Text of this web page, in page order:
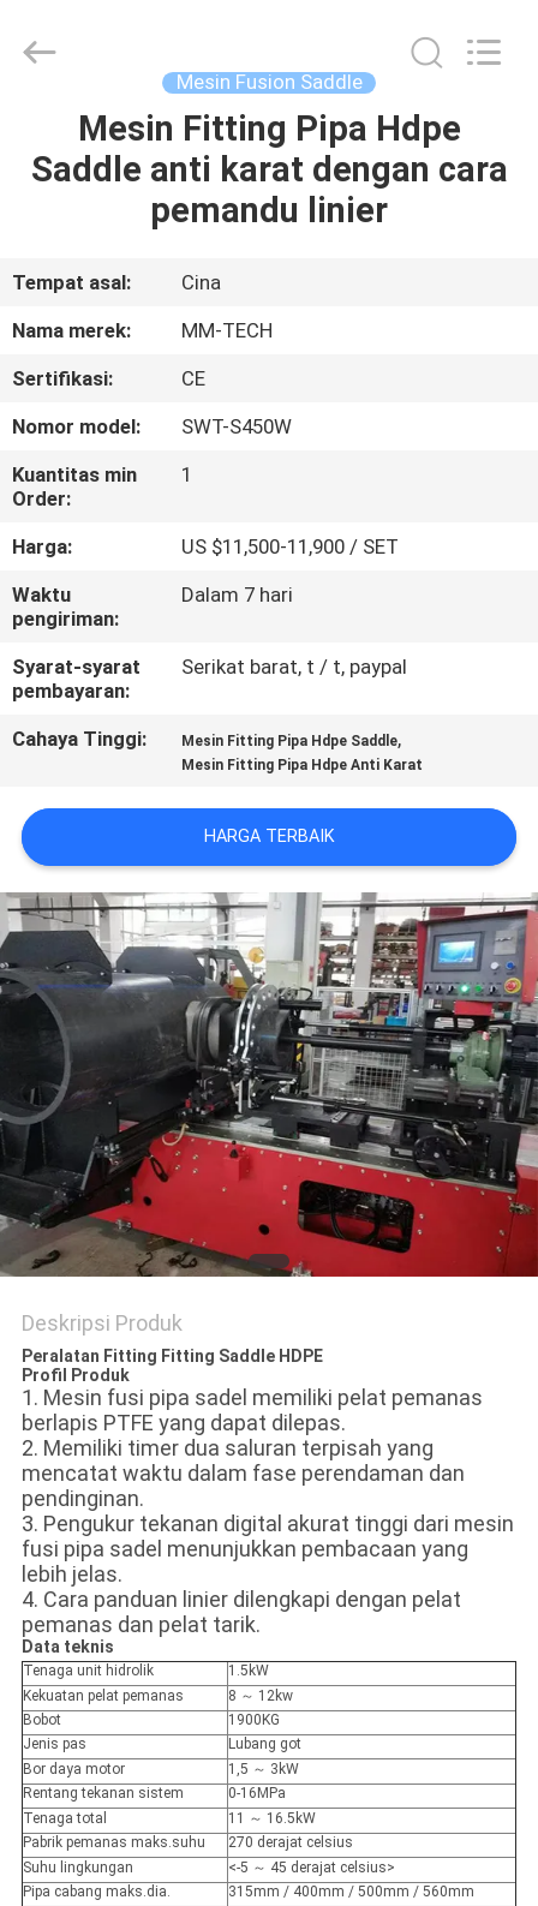
RUMAH
TENTANG
KAMI
TUR
PABRIK
KONTROL
KUALITAS
HUBUNGI
KAMI
BLOG
PERMINTAAN
PENAWARAN
SITEMAP
PRIVACY
POLICY
Mingmai
Technology
Mesin Fusion Saddle
Mesin Fitting Pipa Hdpe
Saddle anti karat dengan cara
pemandu linier
Tempat asal:
Cina
Nama merek:
MM-TECH
Sertifikasi:
CE
Nomor model:
SWT-S450W
Kuantitas min
Order:
1
Harga:
US $11,500-11,900 / SET
Waktu
pengiriman:
Dalam 7 hari
Syarat-syarat
pembayaran:
Serikat barat, t / t, paypal
Cahaya Tinggi: Mesin Fitting Pipa Hdpe Saddle,
Mesin Fitting Pipa Hdpe Anti Karat
HARGA TERBAIK
Deskripsi Produk
Peralatan Fitting Fitting Saddle HDPE
Profil Produk
1. Mesin fusi pipa sadel memiliki pelat pemanas
berlapis PTFE yang dapat dilepas.
2. Memiliki timer dua saluran terpisah yang
mencatat waktu dalam fase perendaman dan
pendinginan.
3. Pengukur tekanan digital akurat tinggi dari mesin
fusi pipa sadel menunjukkan pembacaan yang
lebih jelas.
4. Cara panduan linier dilengkapi dengan pelat
pemanas dan pelat tarik.
Data teknis
Tenaga unit hidrolik
1.5kW
Kekuatan pelat pemanas
8 ～ 12kw
Bobot
1900KG
Jenis pas
Lubang got
Bor daya motor
1,5 ～ 3kW
Rentang tekanan sistem
0-16MPa
Tenaga total
11 ～ 16.5kW
Pabrik pemanas maks.suhu
270 derajat celsius
Suhu lingkungan
<-5 ～ 45 derajat celsius>
Pipa cabang maks.dia.
315mm / 400mm / 500mm / 560mm